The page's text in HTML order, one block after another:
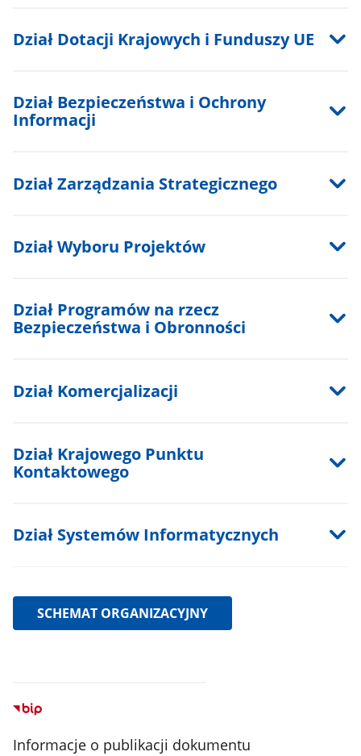
Dział Dotacji Krajowych i Funduszy UE
Dział Bezpieczeństwa i Ochrony
Informacji
Dział Zarządzania Strategicznego
Dział Wyboru Projektów
Dział Programów na rzecz
Bezpieczeństwa i Obronności
Dział Komercjalizacji
Dział Krajowego Punktu
Kontaktowego
Dział Systemów Informatycznych
SCHEMAT ORGANIZACYJNY
Informacje o publikacji dokumentu